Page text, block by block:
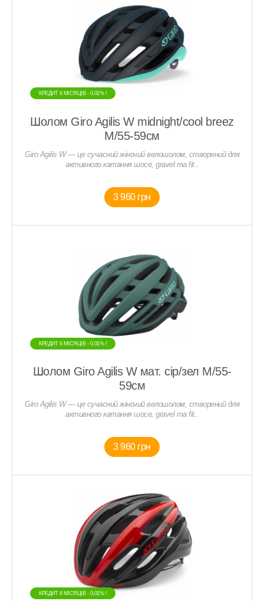
КРЕДИТ 6 МIСЯЦIВ - 0,01% !
Шолом Giro Agilis W midnight/cool breez
M/55-59см
Giro Agilis W — це сучасний жіночий велошолом, створений для
активного катання шосе, gravel та fit..
3 960 грн
КРЕДИТ 6 МIСЯЦIВ - 0,01% !
Шолом Giro Agilis W мат. сір/зел M/55-
59см
Giro Agilis W — це сучасний жіночий велошолом, створений для
активного катання шосе, gravel та fit..
3 960 грн
КРЕДИТ 6 МIСЯЦIВ - 0,01% !